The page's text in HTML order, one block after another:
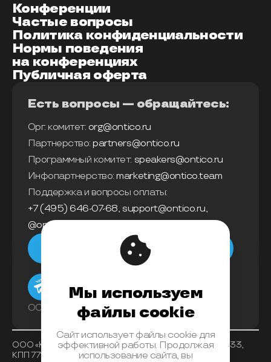
Конференции
Частые вопросы
Политика конфиденциальности
Нормы поведения
на конференциях
Публичная оферта
Есть вопросы — обращайтесь:
Орг. комитет: org@ontico.ru
Партнерство: partners@ontico.ru
Программный комитет: speakers@ontico.ru
Инфопартнерство: marketing@ontico.team
Поддержка и вопросы оплаты:
+7 (495) 646-07-68, support@ontico.ru,
@ontico_support
Мы в телеграм
ООО «Конференции Олега Бунина»
ООО «Конференции Олега Бунина», ИНН 7733863233,
КПП 771401001 , ОКВЭД 62.01, ОКПО 26117225, ОГРН
Мы используем
файлы cookie
Сайт использует файлы cookie для
эффективной работы. Продолжая
использование сайта, вы